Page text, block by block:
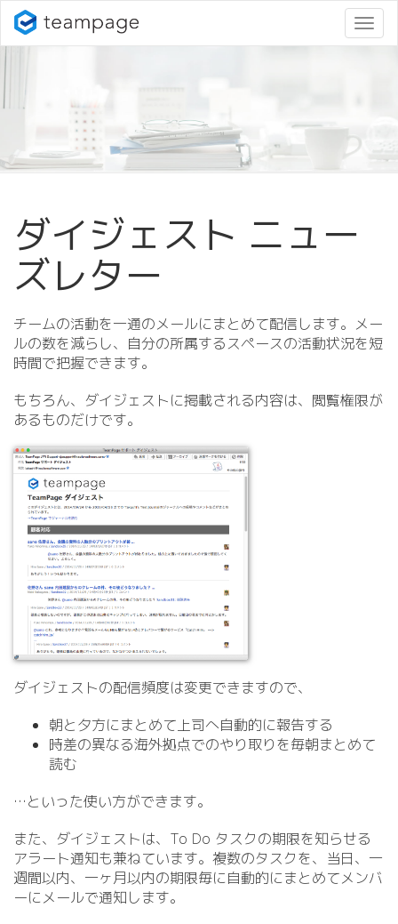
ナ
ビ
ダイジェスト ニュー
ズレター
チームの活動を一通のメールにまとめて配信します。メー
ルの数を減らし、自分の所属するスペースの活動状況を短
時間で把握できます。
もちろん、ダイジェストに掲載される内容は、閲覧権限が
あるものだけです。
ダイジェストの配信頻度は変更できますので、
朝と夕方にまとめて上司へ自動的に報告する
時差の異なる海外拠点でのやり取りを毎朝まとめて
読む
…といった使い方ができます。
また、ダイジェストは、To Do タスクの期限を知らせる
アラート通知も兼ねています。複数のタスクを、当日、一
週間以内、一ヶ月以内の期限毎に自動的にまとめてメンバ
ーにメールで通知します。